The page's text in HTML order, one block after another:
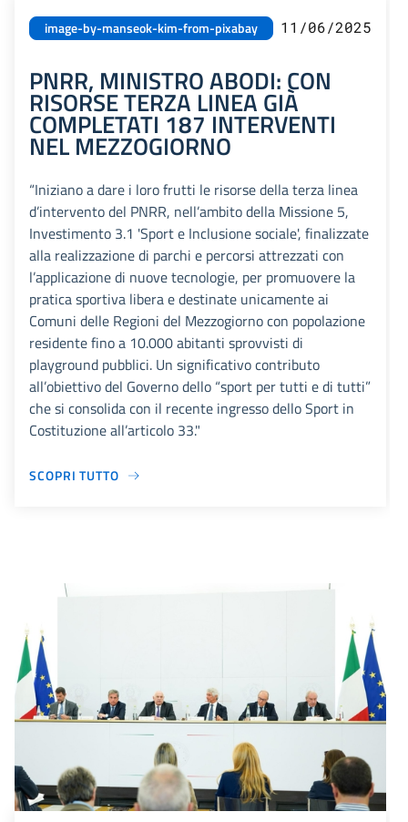
image-by-manseok-kim-from-pixabay 11/06/2025
PNRR, MINISTRO ABODI: CON
RISORSE TERZA LINEA GIÀ
COMPLETATI 187 INTERVENTI
NEL MEZZOGIORNO
“Iniziano a dare i loro frutti le risorse della terza linea
d’intervento del PNRR, nell’ambito della Missione 5,
Investimento 3.1 'Sport e Inclusione sociale', finalizzate
alla realizzazione di parchi e percorsi attrezzati con
l’applicazione di nuove tecnologie, per promuovere la
pratica sportiva libera e destinate unicamente ai
Comuni delle Regioni del Mezzogiorno con popolazione
residente fino a 10.000 abitanti sprovvisti di
playground pubblici. Un significativo contributo
all’obiettivo del Governo dello “sport per tutti e di tutti”
che si consolida con il recente ingresso dello Sport in
Costituzione all’articolo 33."
SCOPRI TUTTO